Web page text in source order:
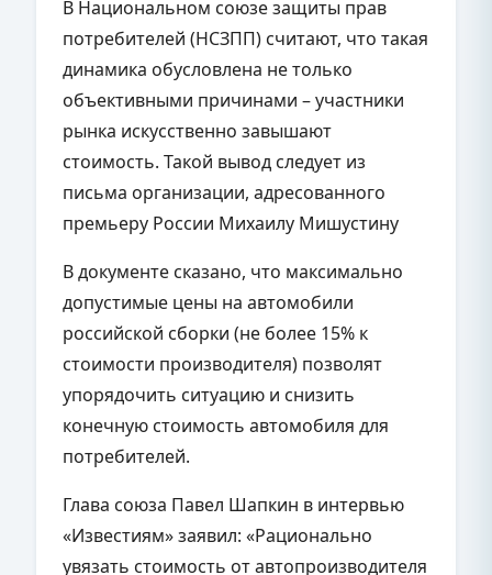
В Национальном союзе защиты прав
потребителей (НСЗПП) считают, что такая
динамика обусловлена не только
объективными причинами – участники
рынка искусственно завышают
стоимость. Такой вывод следует из
письма организации, адресованного
премьеру России Михаилу Мишустину
В документе сказано, что максимально
допустимые цены на автомобили
российской сборки (не более 15% к
стоимости производителя) позволят
упорядочить ситуацию и снизить
конечную стоимость автомобиля для
потребителей.
Глава союза Павел Шапкин в интервью
«Известиям» заявил: «Рационально
увязать стоимость от автопроизводителя